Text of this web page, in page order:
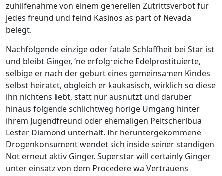
zuhilfenahme von einem generellen Zutrittsverbot fur
jedes freund und feind Kasinos as part of Nevada
belegt.
Nachfolgende einzige oder fatale Schlaffheit bei Star ist
und bleibt Ginger, ‘ne erfolgreiche Edelprostituierte,
selbige er nach der geburt eines gemeinsamen Kindes
selbst heiratet, obgleich er kaukasisch, wirklich so diese
ihn nichtens liebt, statt nur ausnutzt und daruber
hinaus folgende schlichtweg horige Umgang hinter
ihrem Jugendfreund oder ehemaligen Peitscherlbua
Lester Diamond unterhalt. Ihr heruntergekommene
Drogenkonsument wendet sich inside seiner standigen
Not erneut aktiv Ginger. Superstar will certainly Ginger
unter einsatz von dem Procedere wa Vertrauens